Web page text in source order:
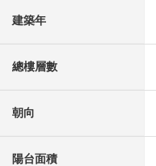
建築年
總樓層數
朝向
陽台面積